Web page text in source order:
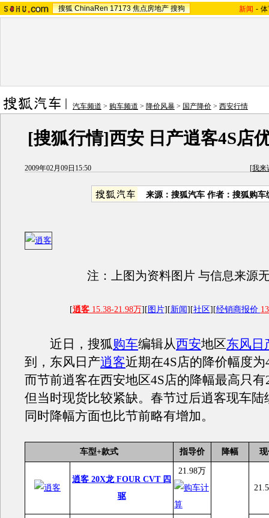
搜狐 ChinaRen 17173 焦点房地产 搜狗 新闻 -
汽车频道 > 购车频道 > 降价风暴 > 国产降价 > 西安行情
[搜狐行情]西安 日产逍客4S店
2009年02月09日15:50 [我来
来源：搜狐汽车 作者：搜狐购车
注：上图为资料图片 与信息来源
[逍客15.38-21.98万][ 图片][新闻][社区][经销商报价
近日，搜狐购车编辑从西安地区东风日
到，东风日产逍客近期在4S店的降价幅度
而节前逍客在西安地区4S店的降幅最高只有
但当时现货比较紧缺。春节过后逍客现车陆
同时降幅方面也比节前略有增加。
车型+款式 指导价 降幅
逍客 20X龙 FOUR CVT 四
驱
21.98万